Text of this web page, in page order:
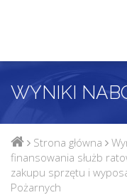
Strona główna
finansowania służb
zakupu sprzętu i
Pożarnych